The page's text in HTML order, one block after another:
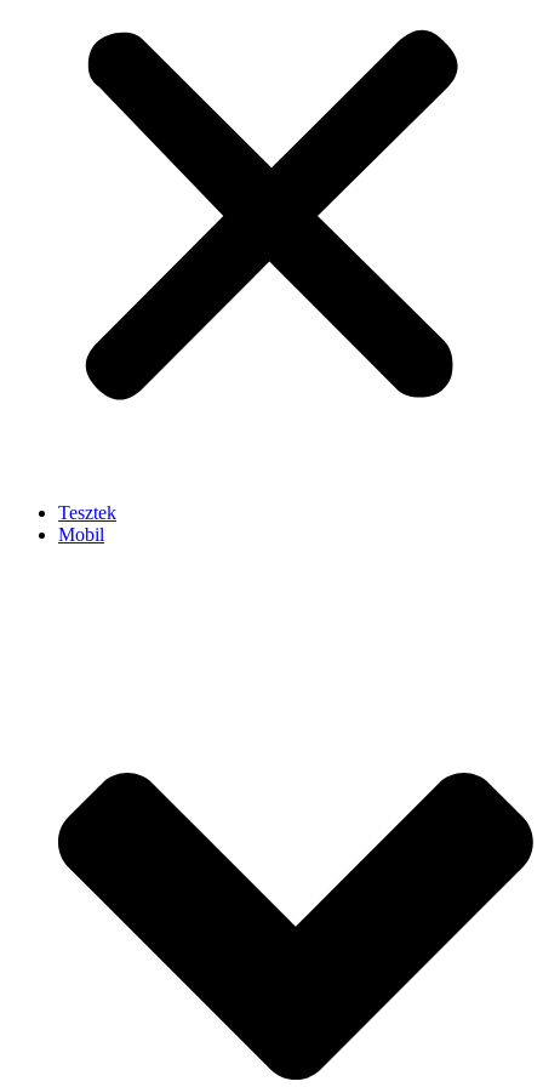
Tesztek
Mobil